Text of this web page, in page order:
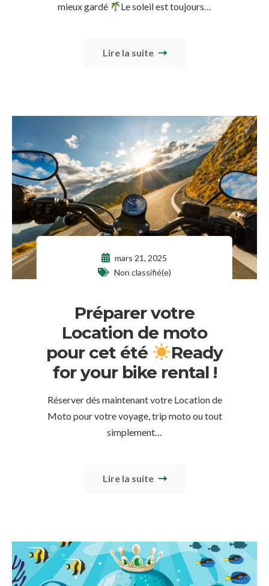
mieux gardé
Le soleil est toujours…
Lire la suite
mars 21, 2025
Non classifié(e)
Préparer votre
Location de moto
pour cet été
Ready
for your bike rental !
Réserver dés maintenant votre Location de
Moto pour votre voyage, trip moto ou tout
simplement…
Lire la suite